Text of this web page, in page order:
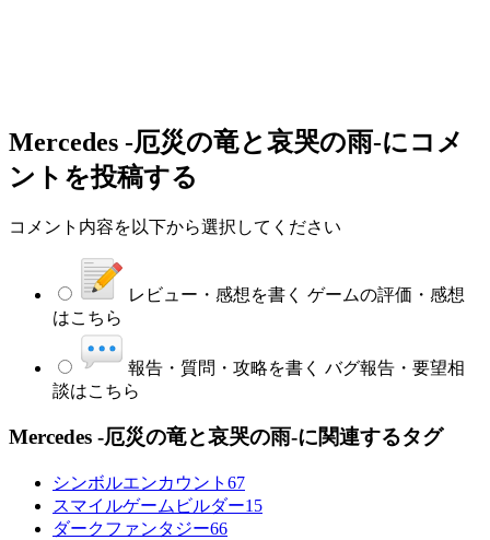
Mercedes -厄災の竜と哀哭の雨-にコメ
ントを投稿する
コメント内容を以下から選択してください
レビュー・感想を書く ゲームの評価・感想
はこちら
報告・質問・攻略を書く バグ報告・要望相
談はこちら
Mercedes -厄災の竜と哀哭の雨-に関連するタグ
シンボルエンカウント 67
スマイルゲームビルダー15
ダークファンタジー66